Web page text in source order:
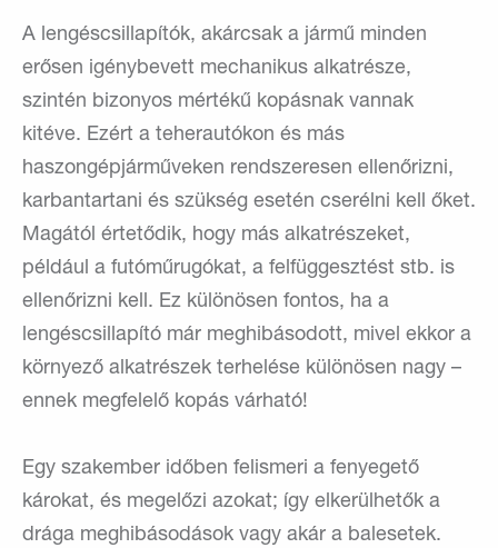
A lengéscsillapítók, akárcsak a jármű minden
erősen igénybevett mechanikus alkatrésze,
szintén bizonyos mértékű kopásnak vannak
kitéve. Ezért a teherautókon és más
haszongépjárműveken rendszeresen ellenőrizni,
karbantartani és szükség esetén cserélni kell őket.
Magától értetődik, hogy más alkatrészeket,
például a futóműrugókat, a felfüggesztést stb. is
ellenőrizni kell. Ez különösen fontos, ha a
lengéscsillapító már meghibásodott, mivel ekkor a
környező alkatrészek terhelése különösen nagy –
ennek megfelelő kopás várható!
Egy szakember időben felismeri a fenyegető
károkat, és megelőzi azokat; így elkerülhetők a
drága meghibásodások vagy akár a balesetek.